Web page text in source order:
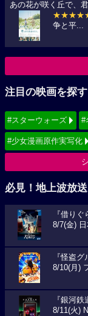
あの花が咲く丘で、
争と平...
注目の映画を探す
#スターウォーズ #
#少女漫画原作実写化
必見！地上波放
『借り
8/7(金)
『怪盗
8/10(月)
『銀河鉄
8/11(火)